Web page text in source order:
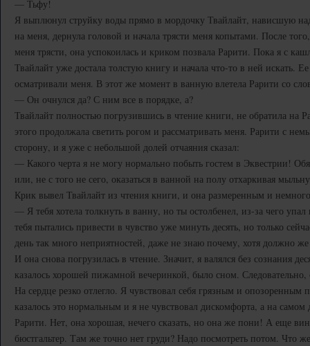
— Тьфу!
Я выплюнул струйку воды прямо в мордочку Твайлайт, нависшую
на меня, дернула головой и начала трясти меня копытами. После
меня трясти, она успокоилась и криком позвала Рарити. Пока я с
Твайлайт уже достала толстую книгу и начала что-то в ней искать. Ее
осматривали меня. В этот же момент в ванную влетела Рарити со
— Он очнулся да? С ним все в порядке, а?
Твайлайт полностью погрузившись в чтение книги, не обратила на
этого продолжала светить рогом и рассматривать меня. Рарити с
сторону, и я уже с небольшой долей отчаяния сказал:
— Какого черта я не могу нормально побыть гостем в Эквестрии!
или, не с того не сего, оказаться в ванной на полу отхаркивая
Крик вывел Твайлайт из чтения книги, и она размеренным и
— Я тебя хотела толкнуть в ванну, но ты остолбенел, из-за чего
тебя пытались привести в чувство уже минуть десять, но только
день так много неприятностей, даже не знаю почему, хотя должно
И она снова погрузилась в чтение. Значит, я валялся без сознания
казалось хорошей пижамной вечеринкой, было сном.
На сердце резко отлегло. Я чувствовал себя грязным и опозоренным
казалось это нормальным и я не чувствовал дискомфорта, а на самом
Рарити. Нет, она хорошая, нечего сказать, но она же пони! А еще
бюстгальтер. Там же точно нет груди? Надо посмотреть потом. Что